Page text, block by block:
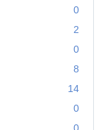
0
2
0
8
14
0